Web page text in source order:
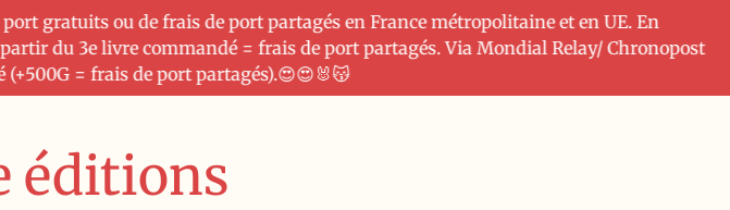
gratuits ou de frais de port partagés en France métropolitaine et en UE. En
du 3e livre commandé = frais de port partagés. Via Mondial Relay/ Chronopost
= frais de port partagés).😍😍🐰😽
éditions